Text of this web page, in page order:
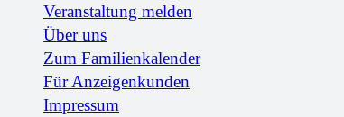
Veranstaltung melden
Über uns
Zum Familienkalender
Für Anzeigenkunden
Impressum